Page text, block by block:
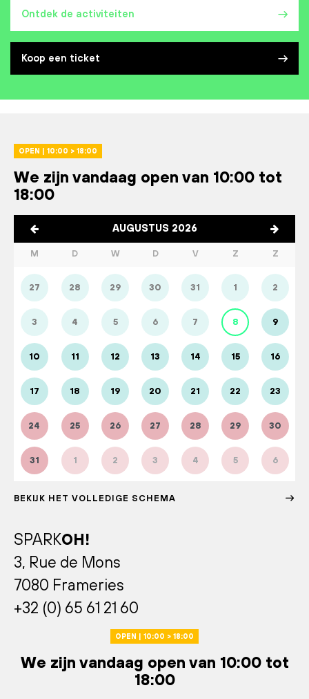
Ontdek de activiteiten
Koop een ticket
OPEN | 10:00 > 18:00
We zijn vandaag open van 10:00 tot
18:00
AUGUSTUS 2026
M D W D V Z Z
27 28 29 30 31 1 2
3 4 5 6 7 8 9
10 11 12 13 14 15 16
17 18 19 20 21 22 23
24 25 26 27 28 29 30
31 1 2 3 4 5 6
BEKIJK HET VOLLEDIGE SCHEMA
SPARKOH!
3, Rue de Mons
7080 Frameries
+32 (0) 65 61 21 60
OPEN | 10:00 > 18:00
We zijn vandaag open van 10:00 tot
18:00